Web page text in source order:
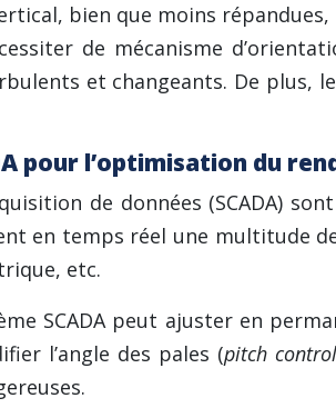
bien que moins
de mécanisme
et changeants. De plus,
pour l’optimisation du
de données (SCADA)
en temps réel une multitude
etc.
SCADA peut ajuster en
l’angle des pales (pitch control